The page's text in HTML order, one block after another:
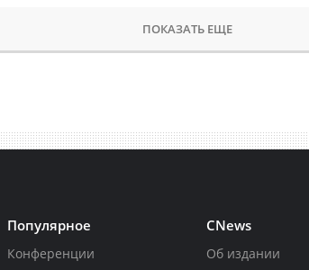
ПОКАЗАТЬ ЕЩЕ
Популярное
Конференции
CNews
Об издании